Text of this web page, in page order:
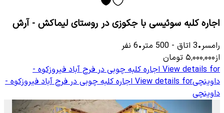
اجاره کلبه سوئیسی با جکوزی در روستای لیماکش - آرش
رامسر•
3 اتاق -
500 متر•
6 نفر
از۵٬۰۰۰٬۰۰۰ تومان
View details for اجاره کلبه چوبی در فرح آباد فیروزکوه -
داوینچیView details for اجاره کلبه چوبی در فرح آباد فیروزکوه -
داوینچی